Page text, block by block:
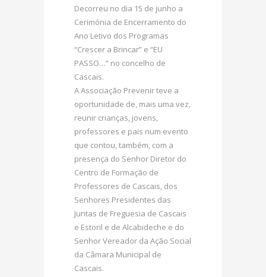
Decorreu no dia 15 de junho a
Cerimónia de Encerramento do
Ano Letivo dos Programas
“Crescer a Brincar” e “EU
PASSO…” no concelho de
Cascais.
A Associação Prevenir teve a
oportunidade de, mais uma vez,
reunir crianças, jovens,
professores e pais num evento
que contou, também, com a
presença do Senhor Diretor do
Centro de Formação de
Professores de Cascais, dos
Senhores Presidentes das
Juntas de Freguesia de Cascais
e Estoril e de Alcabideche e do
Senhor Vereador da Ação Social
da Câmara Municipal de
Cascais.